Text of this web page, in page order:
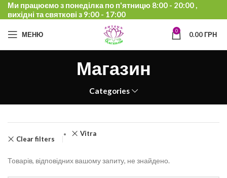
Ми працюємо з понеділка по п'ятницю 8:00 - 20:00 ,
вихідні та святкові з 9:00 - 17:00
МЕНЮ 0 0.00ГРН
Магазин
Categories
Clear filters
Vitra
Товарів, відповідних вашому запиту, не знайдено.